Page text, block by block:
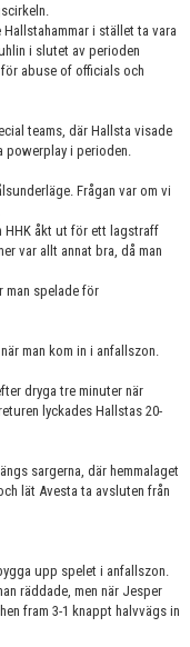
i stället ta vara
i slutet av perioden
abuse of officials och
teams, där Hallsta visade
i perioden.
Frågan var om vi
HHK åkt ut för ett lagstraff
var allt annat bra, då man
man spelade för
man kom in i anfallszon.
dryga tre minuter när
lyckades Hallstas 20-
sargerna, där hemmalaget
lät Avesta ta avsluten från
upp spelet i anfallszon.
räddade, men när Jesper
fram 3-1 knappt halvvägs in